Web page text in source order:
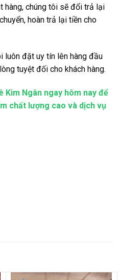
hàng, chúng tôi sẽ đổi trả lại
hoàn trả lại tiền cho
luôn đặt uy tín lên hàng đầu
tuyệt đối cho khách hàng.
Kim Ngân ngay hôm nay để
chất lượng cao và dịch vụ